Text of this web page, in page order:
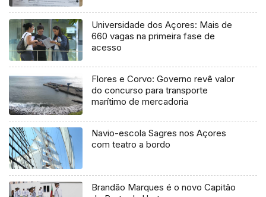
Universidade dos Açores: Mais de
660 vagas na primeira fase de
acesso
Flores e Corvo: Governo revê valor
do concurso para transporte
marítimo de mercadoria
Navio-escola Sagres nos Açores
com teatro a bordo
Brandão Marques é o novo Capitão